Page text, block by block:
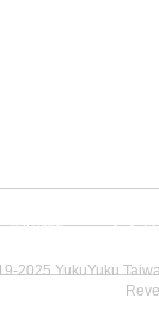
観光・生活ガイド！
クではなかなか見
おき情報をシェア
リアルな台湾の魅
​利用規定 プライ
2025 YukuYuku